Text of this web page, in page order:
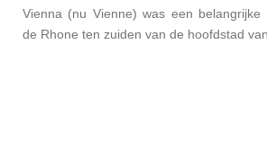
Vienna (nu Vienne) was een belangrijke
de Rhone ten zuiden van de hoofdstad